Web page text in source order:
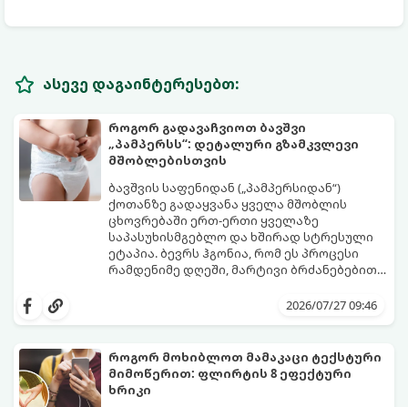
ასევე დაგაინტერესებთ:
როგორ გადავაჩვიოთ ბავშვი
„პამპერსს“: დეტალური გზამკვლევი
მშობლებისთვის
ბავშვის საფენიდან („პამპერსიდან“)
ქოთანზე გადაყვანა ყველა მშობლის
ცხოვრებაში ერთ-ერთი ყველაზე
საპასუხისმგებლო და ხშირად სტრესული
ეტაპია. ბევრს ჰგონია, რომ ეს პროცესი
რამდენიმე დღეში, მარტივი ბრძანებებით
ფიზიოლოგიური და ფსიქოლოგიური
მოთმინებას მოითხოვს.
როგორ გახადოთ ეს პროცესი2026/07/27 09:46
როგორ მოხიბლოთ მამაკაცი ტექსტური
მიმოწერით: ფლირტის 8 ეფექტური
ხრიკი